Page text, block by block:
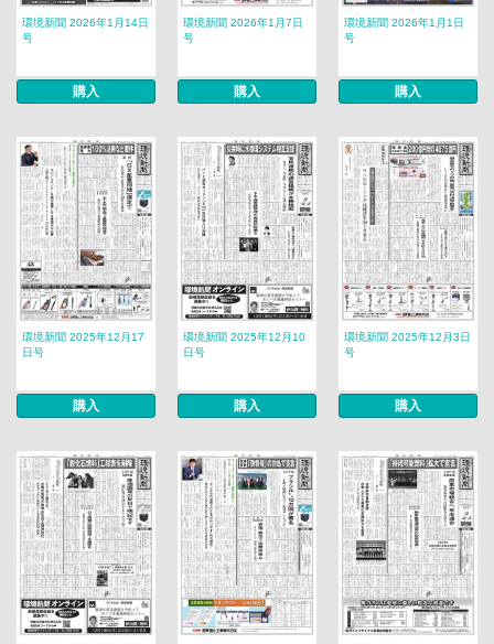
環境新聞 2026年1月14日
号
購入
環境新聞 2026年1月7日
号
購入
環境新聞 2026年1月1日
号
購入
環境新聞 2025年12月17
日号
購入
環境新聞 2025年12月10
日号
購入
環境新聞 2025年12月3日
号
購入